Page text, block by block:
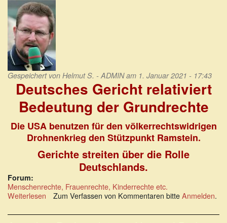
Gespeichert von Helmut S. - ADMINam 1. Januar 2021 - 17:43
Deutsches Gericht relativiert
Bedeutung der Grundrechte
Die USA benutzen für den völkerrechtswidrigen
Drohnenkrieg den Stützpunkt Ramstein.
Gerichte streiten über die Rolle
Deutschlands.
Forum:
Menschenrechte, Frauenrechte, Kinderrechte etc.
Weiterlesen über
Gericht
Zum Verfassen von Kommentaren bitteAnmelden.